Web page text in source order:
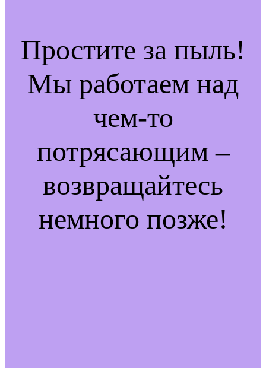
Простите за пыль!
Мы работаем над
чем-то
потрясающим –
возвращайтесь
немного позже!